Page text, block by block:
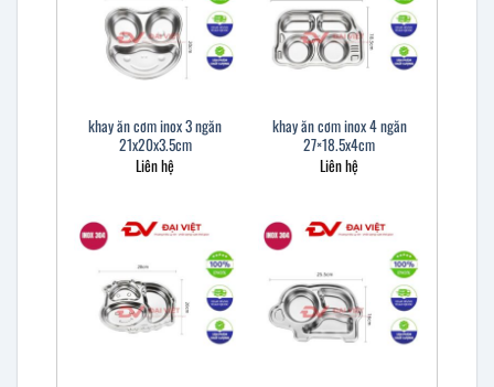
khay ăn cơm inox 3 ngăn
21x20x3.5cm
Liên hệ
khay ăn cơm inox 4 ngăn
27×18.5x4cm
Liên hệ